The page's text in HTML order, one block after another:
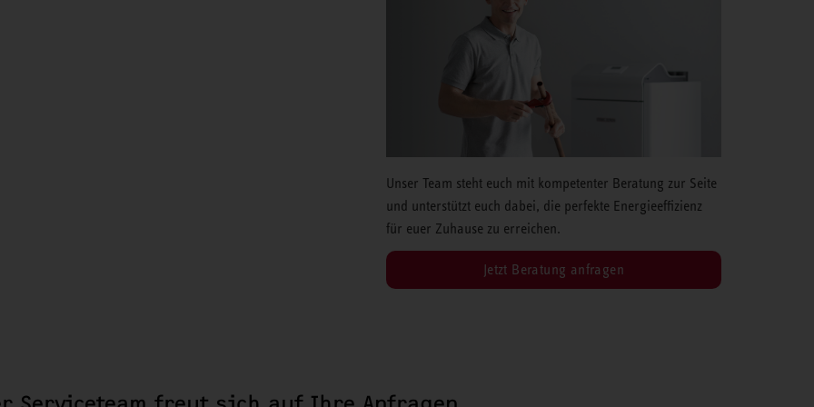
Unser Team steht euch mit kompetenter Beratung zur Seite
und unterstützt euch dabei, die perfekte Energieeffizienz
für euer Zuhause zu erreichen.
Jetzt Beratung anfragen